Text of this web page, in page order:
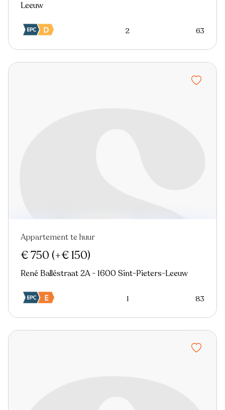
Leeuw
2 63
Appartement te huur
€ 750 (+€ 150)
René Balléstraat 2A - 1600 Sint-Pieters-Leeuw
1 83